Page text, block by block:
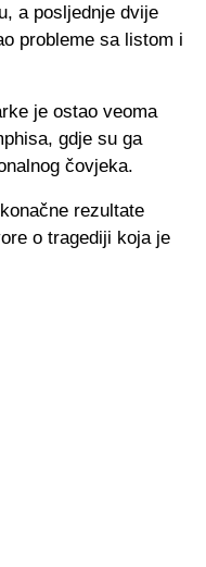
a posljednje dvije
probleme sa listom i
je ostao veoma
gdje su ga
čovjeka.
rezultate
o tragediji koja je